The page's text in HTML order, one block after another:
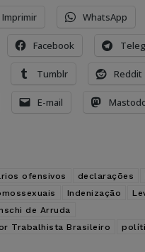
Imprimir WhatsApp
Facebook
Tumblr Reddit
E-mail
ofensivos declarações
Indenização
de Arruda
Trabalhista Brasileiro